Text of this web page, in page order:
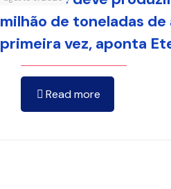
milhão de toneladas de
primeira vez, aponta
Read more